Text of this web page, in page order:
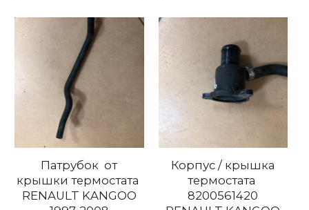
Патрубок от
крышки термостата
RENAULT KANGOO
Корпус / крышка
термостата
8200561420